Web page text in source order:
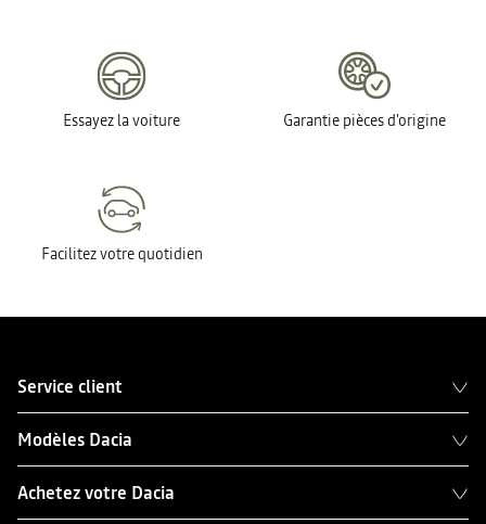
Essayez la voiture Garantie pièces d'origine
Facilitez votre quotidien
Service client
Modèles Dacia
Achetez votre Dacia